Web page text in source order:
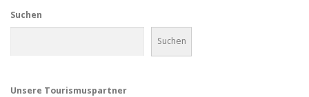
Suchen
Suchen
Unsere Tourismuspartner